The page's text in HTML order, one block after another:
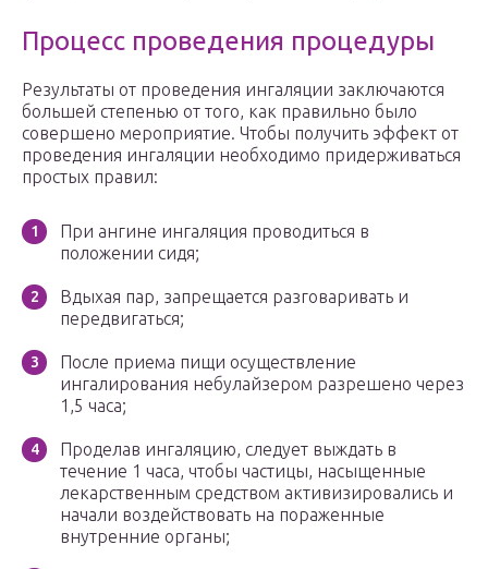
Процесс проведения процедуры
Результаты от проведения ингаляции заключаются
большей степенью от того, как правильно было
совершено мероприятие. Чтобы получить эффект от
проведения ингаляции необходимо придерживаться
простых правил:
При ангине ингаляция проводиться в
положении сидя;
Вдыхая пар, запрещается разговаривать и
передвигаться;
После приема пищи осуществление
ингалирования небулайзером разрешено через
1,5 часа;
Проделав ингаляцию, следует выждать в
течение 1 часа, чтобы частицы, насыщенные
лекарственным средством активизировались и
начали воздействовать на пораженные
внутренние органы;